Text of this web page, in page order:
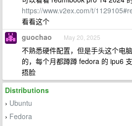
https://www.v2ex.com/t/
看看这个
guochao May 20, 2025
不熟悉硬件配置，但是手头这个电
的，每个月都蹲蹲 fedora 的 ipu6
捂脸
Distributions
› Ubuntu
› Fedora